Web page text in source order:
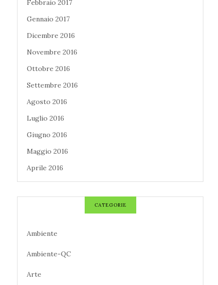
Febbraio 2017
Gennaio 2017
Dicembre 2016
Novembre 2016
Ottobre 2016
Settembre 2016
Agosto 2016
Luglio 2016
Giugno 2016
Maggio 2016
Aprile 2016
CATEGORIE
Ambiente
Ambiente-QC
Arte